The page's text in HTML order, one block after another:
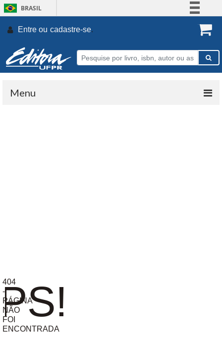
BRASIL
Participe
Entre ou cadastre-se.
Menu
404
-
PÁGINA
NÃO
FOI
ENCONTRADA